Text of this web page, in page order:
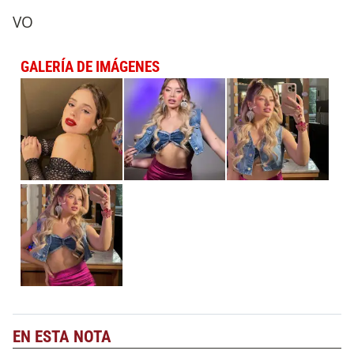
VO
GALERÍA DE IMÁGENES
EN ESTA NOTA